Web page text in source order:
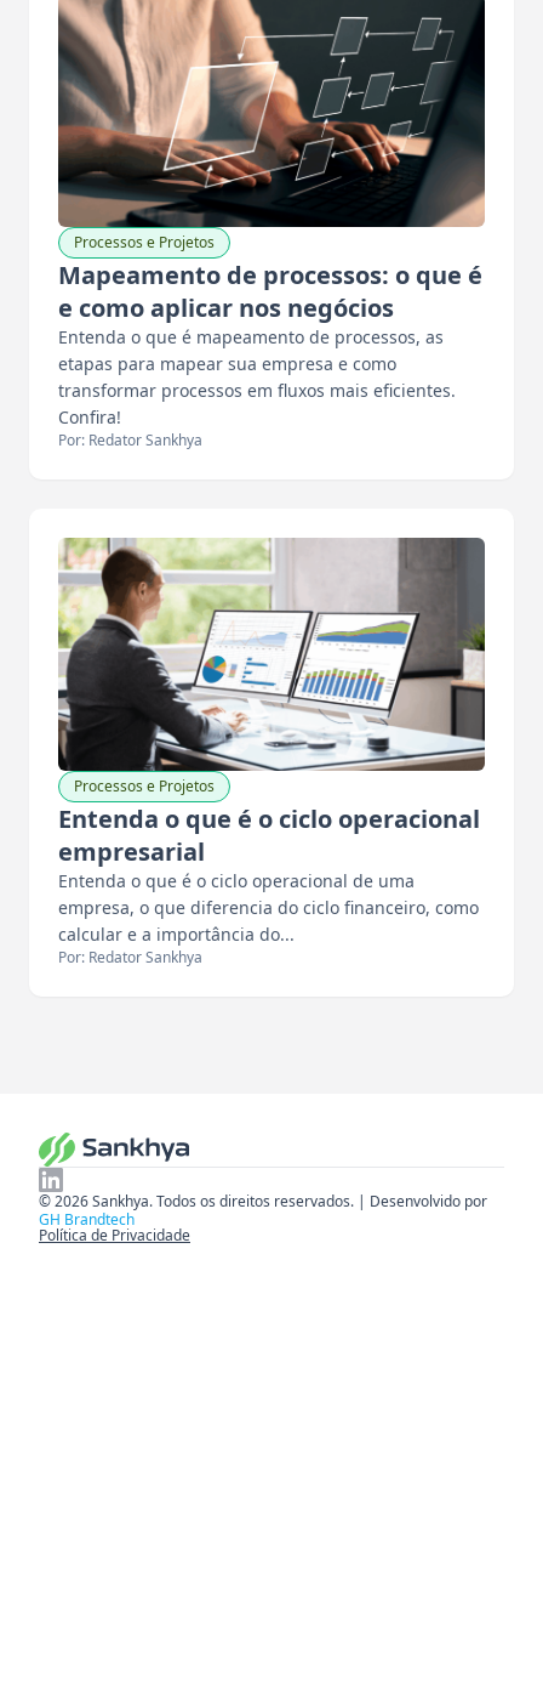
Processos e Projetos
Mapeamento de processos: o que é
e como aplicar nos negócios
Entenda o que é mapeamento de processos, as
etapas para mapear sua empresa e como
transformar processos em fluxos mais eficientes.
Confira!
Por: Redator Sankhya
Processos e Projetos
Entenda o que é o ciclo operacional
empresarial
Entenda o que é o ciclo operacional de uma
empresa, o que diferencia do ciclo financeiro, como
calcular e a importância do...
Por: Redator Sankhya
© 2026 Sankhya. Todos os direitos reservados. | Desenvolvido por
GH Brandtech
Política de Privacidade